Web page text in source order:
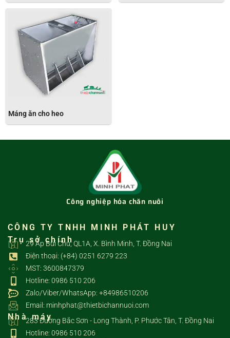
Máng ăn cho heo
Công nghiệp hóa chăn nuôi
CÔNG TY TNHH MINH PHÁT HUY
Trụ sở chính
29 Ấp Bùi Chu, QL1A, X. Bình Minh, T. Đồng Nai
Điện thoại: (+84) 0251 6279 223
MST: 3600847379
Hotline: 0986 510 206
Zalo/Viber/WhatsApp: +84986510206
Email: minhphat@thietbichannuoi.com
Nhà máy
283 Đường Bắc Sơn - Long Thành, P. Phước Tân, T. Đồng Nai
Hotline: 0986 510 206